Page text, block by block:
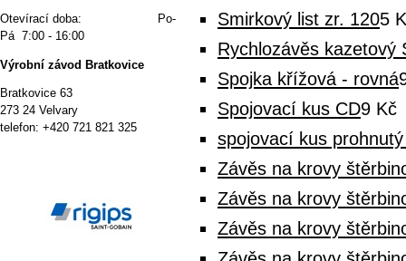
Smirkový list zr. 1205
Rychlozávěs kazetový
Spojka křížová - rovná
Spojovací kus CD9 Kč
spojovací kus
Závěs na krovy
Závěs na krovy
Závěs na krovy
Otevírací doba: Po-
Pá 7:00 - 16:00
Výrobní závod Bratkovice
Bratkovice 63
273 24 Velvary
telefon: +420 721 821 325